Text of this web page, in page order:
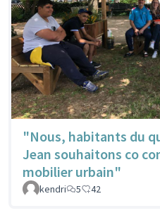
"Nous, habitants du
Jean souhaitons co
mobilier urbain"
kendri 5 42